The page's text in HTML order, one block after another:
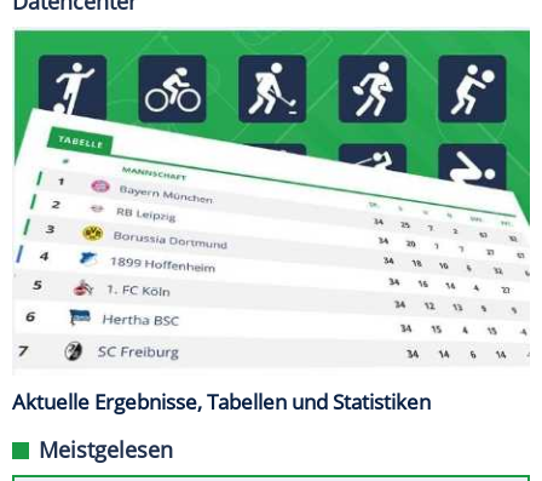
Aktuelle Ergebnisse, Tabellen und Statistiken
Meistgelesen